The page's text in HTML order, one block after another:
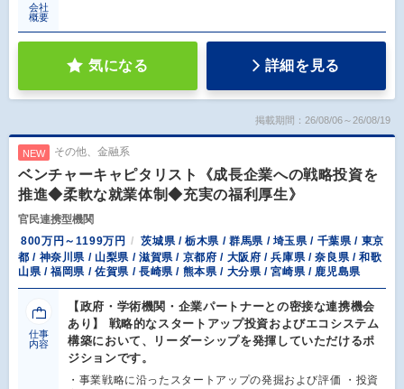
会社
概要
気になる 詳細を見る
掲載期間：26/08/06～26/08/19
NEW その他、金融系
ベンチャーキャピタリスト《成長企業への戦略投資を
推進◆柔軟な就業体制◆充実の福利厚生》
官民連携型機関
800万円～1199万円
茨城県 / 栃木県 / 群馬県 / 埼玉県 / 千葉県 / 東京
都 / 神奈川県 / 山梨県 / 滋賀県 / 京都府 / 大阪府 / 兵庫県 / 奈良県 / 和歌
山県 / 福岡県 / 佐賀県 / 長崎県 / 熊本県 / 大分県 / 宮崎県 / 鹿児島県
仕事
内容
【政府・学術機関・企業パートナーとの密接な連携機会
あり】 戦略的なスタートアップ投資およびエコシステム
構築において、リーダーシップを発揮していただけるポ
ジションです。
・事業戦略に沿ったスタートアップの発掘および評価 ・投資